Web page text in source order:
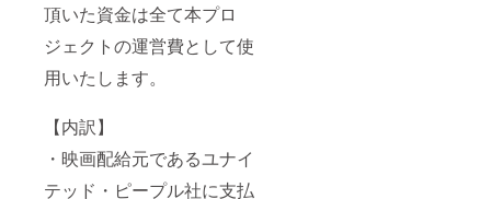
頂いた資金は全て本プロ
ジェクトの運営費として使
用いたします。
【内訳】
・映画配給元であるユナイ
テッド・ピープル社に支払